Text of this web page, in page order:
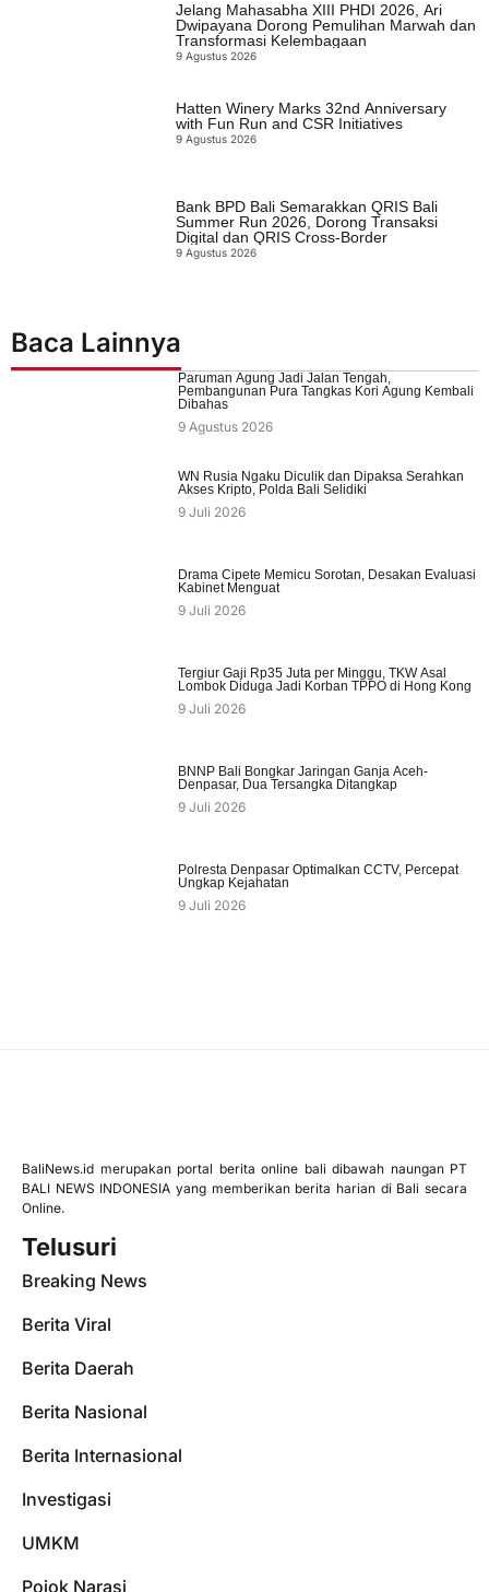
Jelang Mahasabha XIII PHDI 2026, Ari
Dwipayana Dorong Pemulihan Marwah dan
Transformasi Kelembagaan
9 Agustus 2026
Hatten Winery Marks 32nd Anniversary
with Fun Run and CSR Initiatives
9 Agustus 2026
Bank BPD Bali Semarakkan QRIS Bali
Summer Run 2026, Dorong Transaksi
Digital dan QRIS Cross-Border
9 Agustus 2026
Baca Lainnya
Paruman Agung Jadi Jalan Tengah,
Pembangunan Pura Tangkas Kori Agung Kembali
Dibahas
9 Agustus 2026
WN Rusia Ngaku Diculik dan Dipaksa Serahkan
Akses Kripto, Polda Bali Selidiki
9 Juli 2026
Drama Cipete Memicu Sorotan, Desakan Evaluasi
Kabinet Menguat
9 Juli 2026
Tergiur Gaji Rp35 Juta per Minggu, TKW Asal
Lombok Diduga Jadi Korban TPPO di Hong Kong
9 Juli 2026
BNNP Bali Bongkar Jaringan Ganja Aceh-
Denpasar, Dua Tersangka Ditangkap
9 Juli 2026
Polresta Denpasar Optimalkan CCTV, Percepat
Ungkap Kejahatan
9 Juli 2026
BaliNews.id merupakan portal berita online bali dibawah naungan PT
BALI NEWS INDONESIA yang memberikan berita harian di Bali secara
Online.
Telusuri
Breaking News
Berita Viral
Berita Daerah
Berita Nasional
Berita Internasional
Investigasi
UMKM
Pojok Narasi